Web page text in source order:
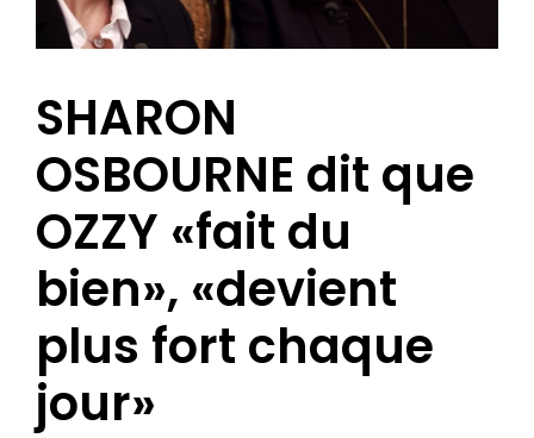
SHARON
OSBOURNE dit que
OZZY «fait du
bien», «devient
plus fort chaque
jour»